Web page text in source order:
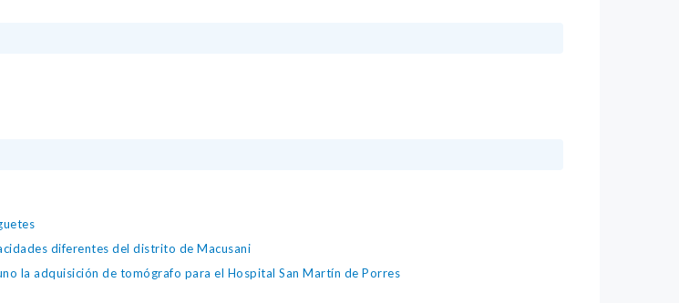
diferentes del distrito de Macusani
la adquisición de tomógrafo para el Hospital San Martín de Porres